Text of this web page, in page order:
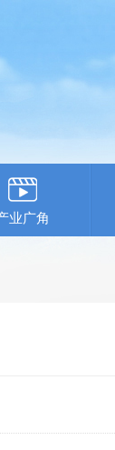
业广角